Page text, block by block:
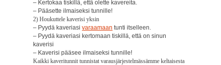
– Kertokaa tiskillä, että olette kavereita.
– Pääsette ilmaiseksi tunnille!
2) Houkuttele kaverisi yksin
– Pyydä kaveriasivaraamaan tunti itselleen.
– Pyydä kaveriasi kertomaan tiskillä, että on sinun
kaverisi
– Kaverisi pääsee ilmaiseksi tunnille!
Kaikki kaveritunnit tunnistat varausjärjestelmässämme keltaisesta